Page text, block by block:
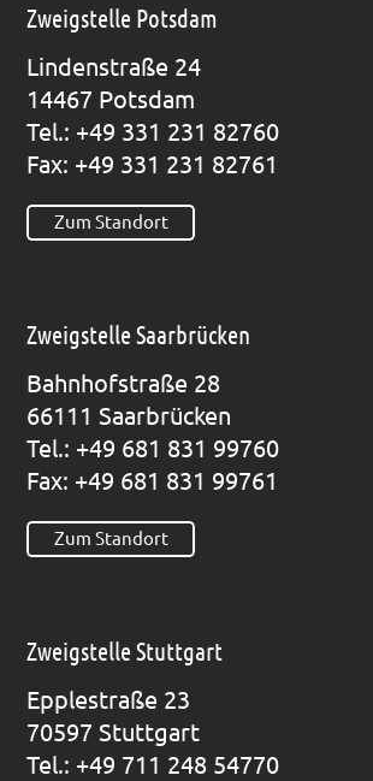
Zweigstelle Potsdam
Lin­den­stra­ße 24
14467 Pots­dam
Tel.: +49 331 231 82760
Fax: +49 331 231 82761
Zum Standort
Zweigstelle Saarbrücken
Bahn­hof­stra­ße 28
66111 Saar­brü­cken
Tel.: +49 681 831 99760
Fax: +49 681 831 99761
Zum Standort
Zweigstelle Stuttgart
Epp­le­straße 23
70597 Stutt­gart
Tel.: +49 711 248 54770